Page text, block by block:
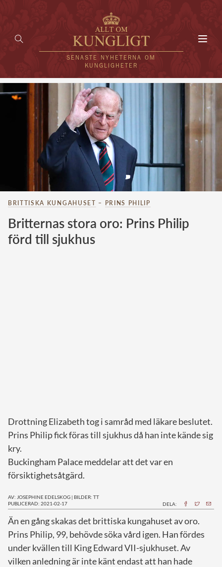
SENASTE NYHETERNA OM
KUNGLIGHETER
HEM
KUNGAFAMILJEN
UTLÄNDSKT
KÄNDISAR
VÄRLDENS KUNGAHUS
Svenska kungahuset
Brittiska kungahuset
Norska kungahuset
BRITTISKA KUNGAHUSET – PRINS PHILIP
Britternas stora oro: Prins Philip
förd till sjukhus
Drottning Elizabeth tog i samråd med läkare beslutet.
Prins Philip fick föras till sjukhus då han inte kände sig
kry.
Buckingham Palace meddelar att det var en
försiktighetsåtgärd.
AV: JOSEPHINE EDELSKOG | BILDER: TT
PUBLICERAD: 2021-02-17
DELA:
Än en gång skakas det brittiska kungahuset av oro.
Prins Philip, 99, behövde söka vård igen. Han fördes
under kvällen till King Edward VII-sjukhuset. Av
vilken anledning är inte känt endast att han hade